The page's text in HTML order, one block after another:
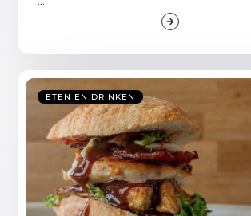
ETEN EN DRINKEN